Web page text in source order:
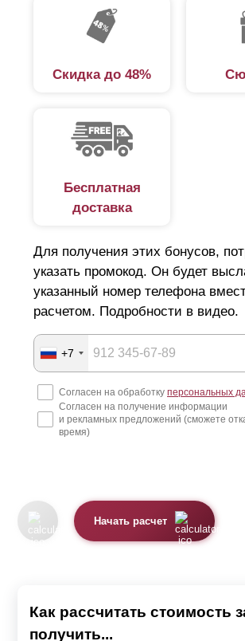
Скидка до 48%
Бесплатная
доставка
Для получения этих бонусов,
указать промокод. Он будет
указанный номер телефона
расчетом. Подробности в видео.
+7
Согласен на обработку персональных
Согласен на получение информации
и рекламных предложений (сможете
время)
Начать расчет
Как рассчитать стоимость
получить...